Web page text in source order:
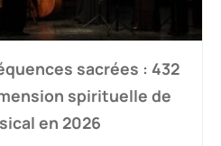
sacrées : 432
spirituelle de
en 2026